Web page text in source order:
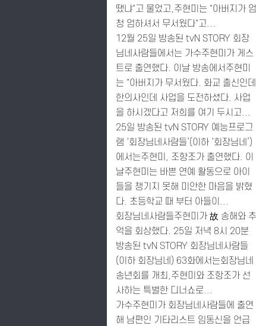
땠냐"고 물었고,주현미는 "아버지가 엄
청 엄하셔서 무서웠다"고...
12월 25일 방송된 tvN STORY 회장
님네사람들에서는 가수주현미가 게스
트로 출연했다. 이날 방송에서주현미
는 "아버지가 무서웠다. 화교 출신인데
한의사인데 사업을 도전하셨다. 사업
을 하시겠다고 저희를 여기 두시고...
25일 방송된 tvN STORY 예능프로그
램 ‘회장님네사람들’(이하 ‘회장님네’)
에서는주현미, 조항조가 출연했다. 이
날주현미는 바쁜 연예 활동으로 아이
들을 챙기지 못해 미안한 마음을 밝혔
다. 초등학교 때 부터 아들이...
회장님네사람들주현미가 故 송해와 추
억을 회상했다. 25일 저녁 8시 20분
방송된 tvN STORY 회장님네사람들
(이하 회장님네) 63화에서는회장님네
송년회를 개최,주현미와 조항조가 선
사하는 특별한 디너쇼로...
가수주현미가 회장님네사람들에 출연
해 남편인 기타리스트 임동신을 언급